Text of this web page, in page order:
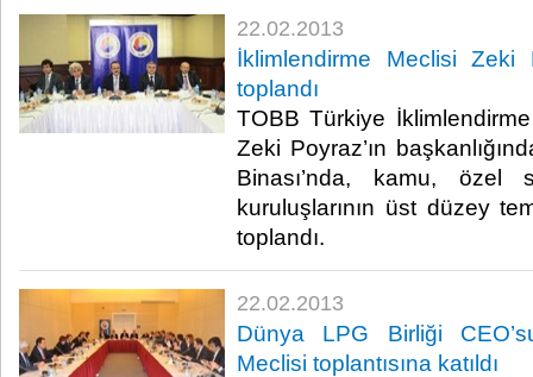
22.02.2013
İklimlendirme Meclisi Zeki
toplandı
TOBB Türkiye
Zeki Poyraz’ın
Binası’nda, kamu,
kuruluşlarının üst düzey
toplandı.​ ​
22.02.2013
Dünya LPG Birliği
Meclisi toplantısına katıldı